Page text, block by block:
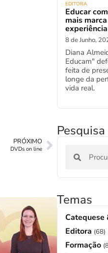
PRÓXIMO
DVDs on line
EDITORA
Educar
mais
8 de Junho,
Diana
Educam"
feita de
longe da
vida real.
Pesquisa
Temas
Catequese
Editora (68)
Formação